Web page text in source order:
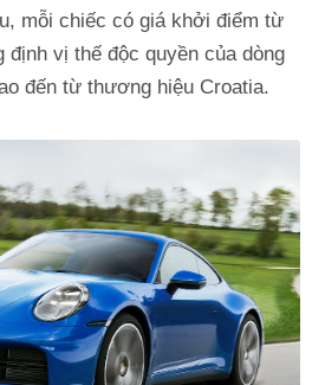
mỗi chiếc có giá khởi điểm từ
định vị thế độc quyền của dòng
đến từ thương hiệu Croatia.